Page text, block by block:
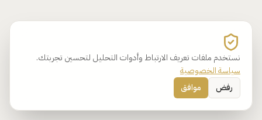
نستخدم ملفات تعريف الارتباط وأدوات التحليل لتحسين تجربتك.
سياسة الخصوصية
رفض
موافق